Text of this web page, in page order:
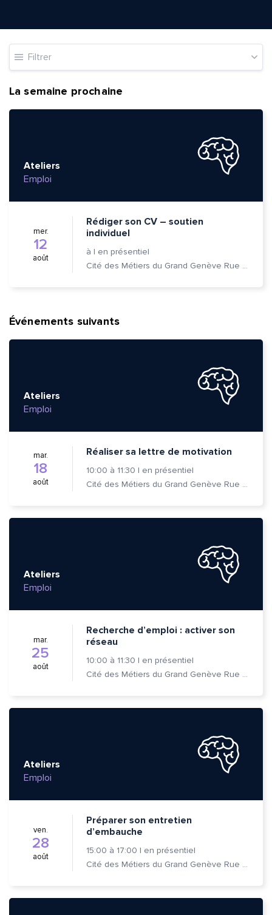
Filtrer
La semaine prochaine
Ateliers
Emploi
mer.
12
août
Rédiger son CV – soutien
individuel
à | en présentiel
Cité des Métiers du Grand Genève Rue Prévost-Martin 6 1205 Genève
Événements suivants
Ateliers
Emploi
mar.
18
août
Réaliser sa lettre de motivation
10:00 à 11:30 | en présentiel
Cité des Métiers du Grand Genève Rue Prévost-Martin 6 1205 Genève
Ateliers
Emploi
mar.
25
août
Recherche d’emploi : activer son
réseau
10:00 à 11:30 | en présentiel
Cité des Métiers du Grand Genève Rue Prévost-Martin 6 1205 Genève
Ateliers
Emploi
ven.
28
août
Préparer son entretien
d’embauche
15:00 à 17:00 | en présentiel
Cité des Métiers du Grand Genève Rue Prévost-Martin 6 1205 Genève